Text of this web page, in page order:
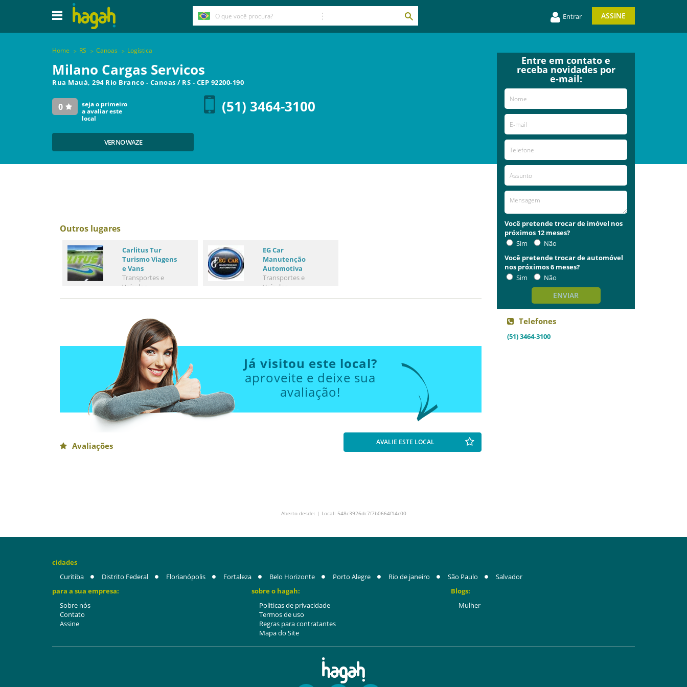
Entrar ASSINE
Home RS Canoas Logística
Milano Cargas Servicos
Rua Mauá, 294 Rio Branco - Canoas / RS - CEP 92200-190
0
seja o primeiro
a avaliar este
local
(51) 3464-3100
VER NO WAZE
Outros lugares
Carlitus Tur
Turismo Viagens
e Vans
Transportes e
Veículos
EG Car
Manutenção
Automotiva
Transportes e
Veículos
Já visitou este local?
aproveite e deixe sua
avaliação!
Avaliações AVALIE ESTE LOCAL
Entre em contato e
receba novidades por
e-mail:
Você pretende trocar de imóvel nos
próximos 12 meses?
Sim
Não
Você pretende trocar de automóvel
nos próximos 6 meses?
Sim
Não
ENVIAR
Telefones
(51) 3464-3100
Aberto desde: | Local: 548c3926dc7f7b0664f14c00
cidades
Curitiba
Distrito Federal Florianópolis Fortaleza Belo Horizonte Porto Alegre Rio de janeiro São Paulo
Salvador
para a sua empresa:
Sobre nós
Contato
Assine
sobre o hagah:
Politicas de privacidade
Termos de uso
Regras para contratantes
Mapa do Site
Blogs:
Mulher